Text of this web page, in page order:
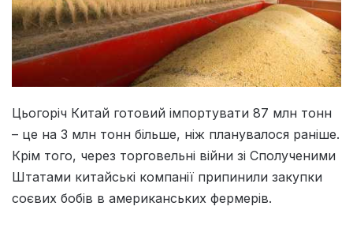
Цьогоріч Китай готовий імпортувати 87 млн тонн
– це на 3 млн тонн більше, ніж планувалося раніше.
Крім того, через торговельні війни зі Сполученими
Штатами китайські компанії припинили закупки
соєвих бобів в американських фермерів.